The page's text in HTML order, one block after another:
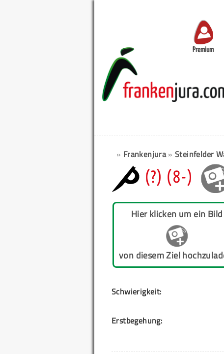
Premium
» Frankenjura»Steinfelder
(?) (8-)
Hier klicken um ein Bild
von diesem Ziel
Schwierigkeit:
Erstbegehung: